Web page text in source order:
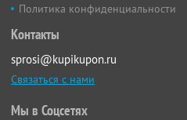
Политика конфиденциальности
Контакты
sprosi@kupikupon.ru
Связаться с нами
Мы в Соцсетях